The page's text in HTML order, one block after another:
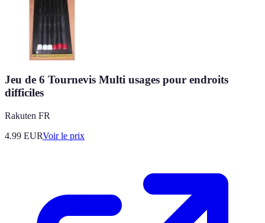
Jeu de 6 Tournevis Multi usages pour endroits
difficiles
Rakuten FR
4.99 EURVoir le prix